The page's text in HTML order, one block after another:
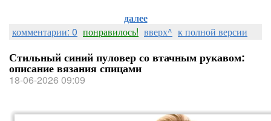
далее
комментарии: 0 понравилось! вверх^ к полной версии
Стильный синий пуловер со втачным рукавом:
описание вязания спицами
18-06-2026 09:09